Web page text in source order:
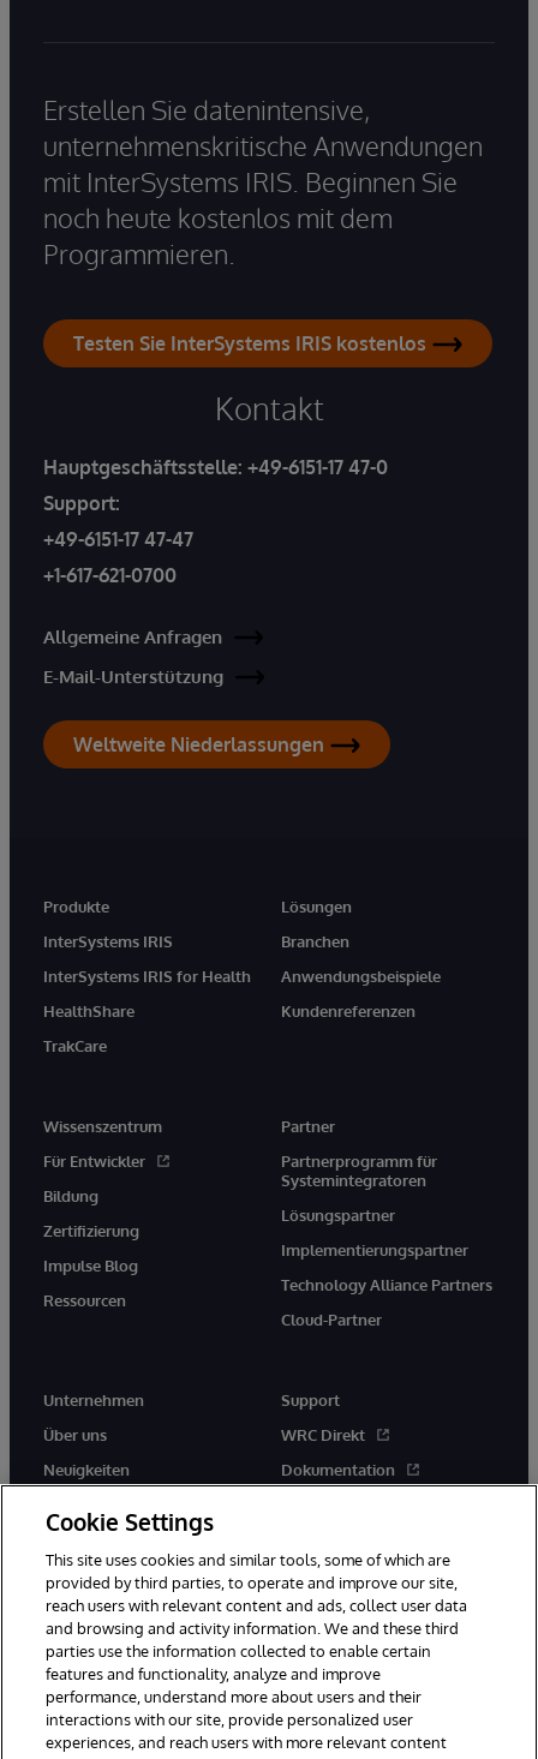
Erstellen Sie datenintensive,
unternehmenskritische Anwendungen
mit InterSystems IRIS. Beginnen Sie
noch heute kostenlos mit dem
Programmieren.
Testen Sie InterSystems IRIS kostenlos
Kontakt
Hauptgeschäftsstelle: +49-6151-17 47-0
Support:
+49-6151-17 47-47
+1-617-621-0700
Allgemeine Anfragen
E-Mail-Unterstützung
Weltweite Niederlassungen
Produkte
InterSystems IRIS
InterSystems IRIS for Health
HealthShare
TrakCare
Lösungen
Branchen
Anwendungsbeispiele
Kundenreferenzen
Wissenszentrum
Für Entwickler
Bildung
Zertifizierung
Impulse Blog
Ressourcen
Partner
Partnerprogramm für
Systemintegratoren
Lösungspartner
Implementierungspartner
Technology Alliance Partners
Cloud-Partner
Unternehmen
Über uns
Neuigkeiten
Support
WRC Direkt
Dokumentation
© 1996-2026 InterSystems Corporation, Boston, MA. Alle Rechte
vorbehalten.
Mitteilungen/Geschäftsbedingungen
Erklärung zum Datenschutz
Cookie Settings
This site uses cookies and similar tools, some of which are
provided by third parties, to operate and improve our site,
reach users with relevant content and ads, collect user data
and browsing and activity information. We and these third
parties use the information collected to enable certain
features and functionality, analyze and improve
performance, understand more about users and their
interactions with our site, provide personalized user
experiences, and reach users with more relevant content